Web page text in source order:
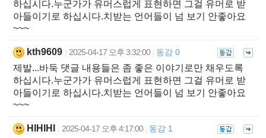
하십시다.누군가가 유머스럽게 표현하면 그걸 유머로 받
아들이기로 하십시다.치받는 언어들이 넘 보기 안좋아요
~~~
kth9609 2025-04-17 오후 3:32:00 동감 0
제발...바둑 댓글 내용들은 좀 좋은 이야기로만 채우도록
하십시다.누군가가 유머스럽게 표현하면 그걸 유머로 받
아들이기로 하십시다.치받는 언어들이 넘 보기 안좋아요
~~~
HIHIHI 2025-04-17 오후 4:17:00 동감 1